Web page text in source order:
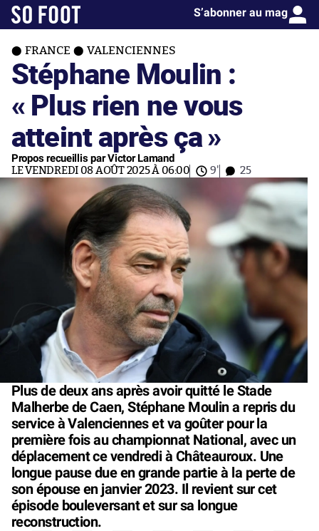
S’abonner au mag
FRANCE VALENCIENNES
Stéphane Moulin :
« Plus rien ne vous
atteint après ça »
Propos recueillis par Victor Lamand
LE VENDREDI 08 AOÛT 2025 À 06:00 9' 25
Plus de deux ans après avoir quitté le Stade
Malherbe de Caen, Stéphane Moulin a repris du
service à Valenciennes et va goûter pour la
première fois au championnat National, avec un
déplacement ce vendredi à Châteauroux. Une
longue pause due en grande partie à la perte de
son épouse en janvier 2023. Il revient sur cet
épisode bouleversant et sur sa longue
reconstruction.